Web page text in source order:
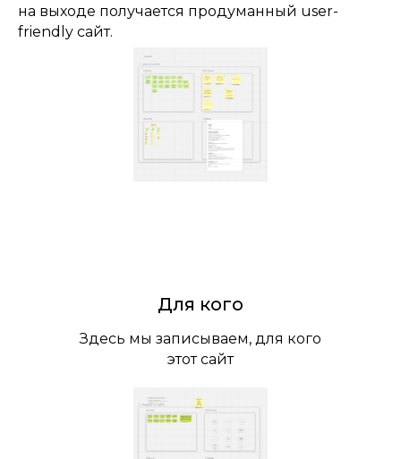
на выходе получается продуманный user-
friendly сайт.
Для кого
Здесь мы записываем, для кого
этот сайт